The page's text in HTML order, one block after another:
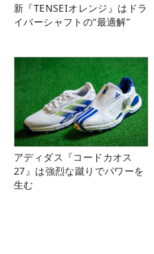
新『TENSEIオレンジ』はドラ
イバーシャフトの“最適解”
アディダス『コードカオス
27』は強烈な蹴りでパワーを
生む